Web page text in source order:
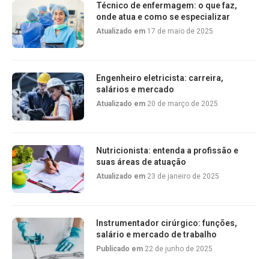
Técnico de enfermagem: o que faz,
onde atua e como se especializar
Atualizado em 17 de maio de 2025
Engenheiro eletricista: carreira,
salários e mercado
Atualizado em 20 de março de 2025
Nutricionista: entenda a profissão e
suas áreas de atuação
Atualizado em 23 de janeiro de 2025
Instrumentador cirúrgico: funções,
salário e mercado de trabalho
Publicado em 22 de junho de 2025